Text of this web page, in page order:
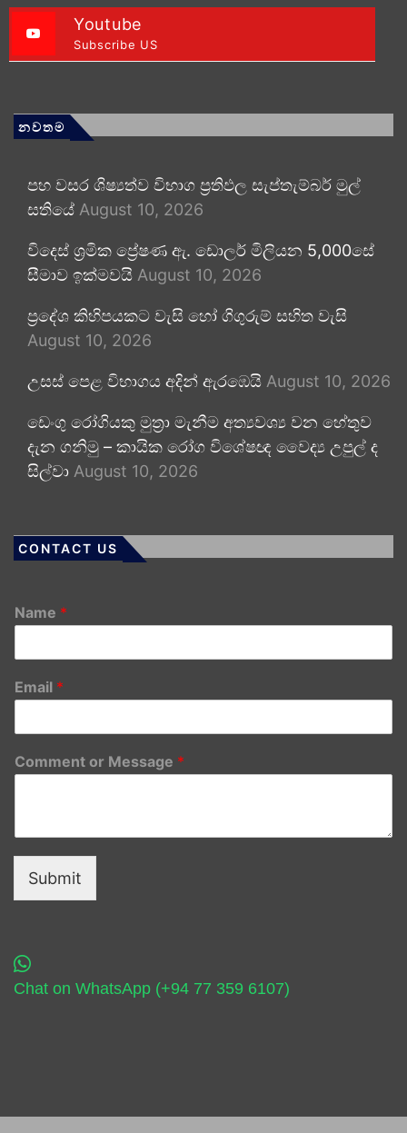
Youtube
Subscribe US
නවතම
පහ වසර ශිෂ්‍යත්ව විභාග ප්‍රතිඵල සැප්තැම්බර් මුල්
සතියේ August 10, 2026
විදෙස් ශ්‍රමික ප්‍රේෂණ ඇ. ඩොලර් මිලියන 5,000සේ
සීමාව ඉක්මවයි August 10, 2026
ප්‍රදේශ කිහිපයකට වැසි හෝ ගිගුරුම් සහිත වැසි
August 10, 2026
උසස් පෙළ විභාගය අදින් ඇරඹෙයි August 10, 2026
ඩෙංගු රෝගියකු ⁣මුත්‍රා මැනීම අත්‍යවශ්‍ය වන හේතුව
දැන ගනිමු – කායික රෝග විශේෂඥ වෛද්‍ය උපුල් ද
සිල්වා August 10, 2026
CONTACT US
Name *
Email *
Comment or Message *
Submit
Chat on WhatsApp (+94 77 359 6107)